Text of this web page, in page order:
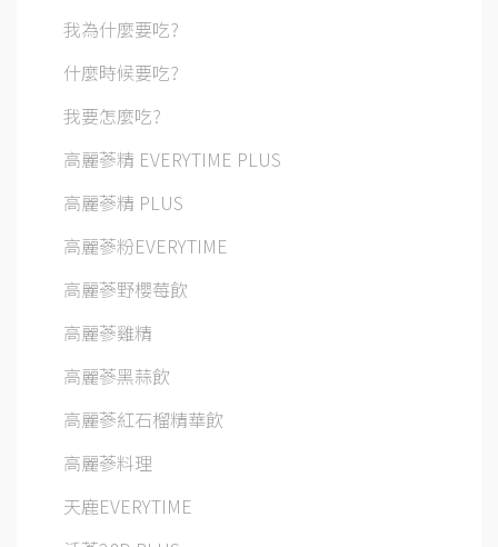
我為什麼要吃?
什麼時候要吃?
我要怎麼吃?
高麗蔘精 EVERYTIME PLUS
高麗蔘精 PLUS
高麗蔘粉EVERYTIME
高麗蔘野櫻莓飲
高麗蔘雞精
高麗蔘黑蒜飲
高麗蔘紅石榴精華飲
高麗蔘料理
天鹿EVERYTIME